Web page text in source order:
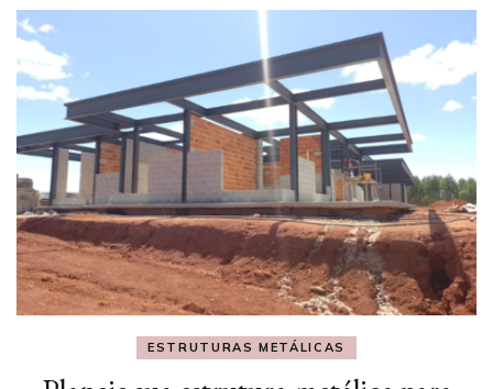
ESTRUTURAS METÁLICAS